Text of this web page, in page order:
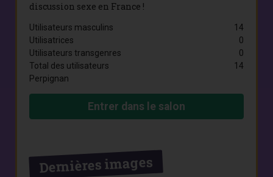
discussion sexe en France !
Utilisateurs masculins
Utilisatrices
Utilisateurs transgenres
Total des utilisateurs
Perpignan
14
0
0
14
Entrer dans le salon
Dernières images